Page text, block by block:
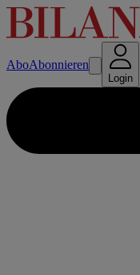
AboAbonnieren
Login